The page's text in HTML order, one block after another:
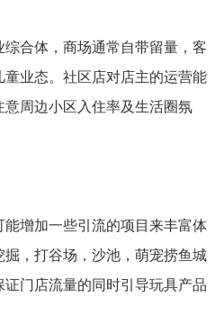
合体，商场通常自带留量，客
业态。社区店对店主的运营能
周边小区入住率及生活圈氛
增加一些引流的项目来丰富体
，打谷场，沙池，萌宠捞鱼城
门店流量的同时引导玩具产品